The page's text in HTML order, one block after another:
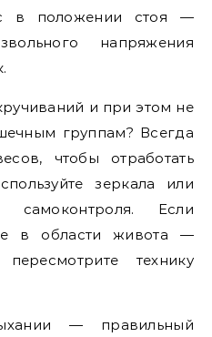
в положении стоя —
напряжения
и при этом не
группам? Всегда
чтобы отработать
зеркала или
самоконтроля. Если
в области живота —
технику
— правильный